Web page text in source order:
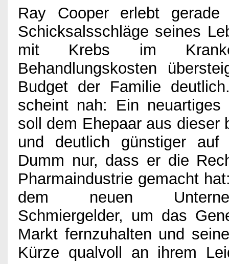
DVD
Games
Kino
Bücher
Verlosung
Partner
Ray Cooper erlebt
Schicksalsschläge seines
mit Krebs im
Behandlungskosten
Budget der Familie
scheint nah: Ein neuartiges
soll dem Ehepaar aus dieser
und deutlich günstiger
Dumm nur, dass er die
Pharmaindustrie gemacht
dem neuen
Schmiergelder, um das
Markt fernzuhalten und
Kürze qualvoll an ihrem